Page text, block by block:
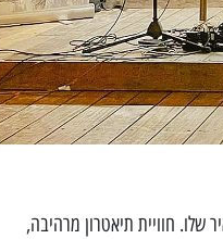
שלו. חוויית תיאטרון מרהיבה,